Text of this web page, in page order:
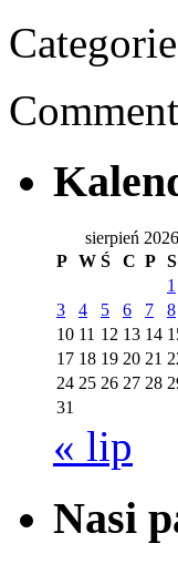
sierpień 2026
P W Ś C P S
1
3
4 5 6 7 8
10 11 12 13 14
17 18 19 20 21
24 25 26 27 28
31
« lip
Nasi